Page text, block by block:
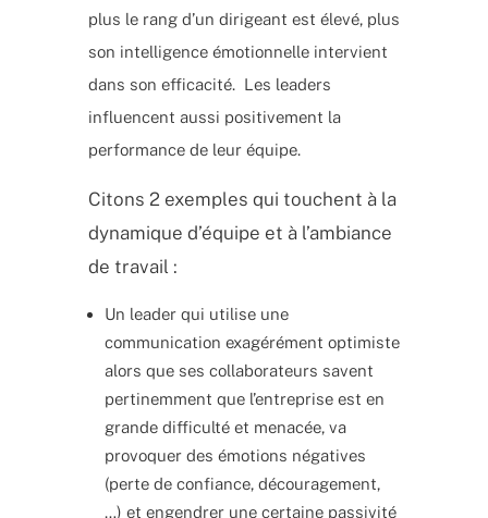
plus le rang d’un dirigeant est élevé, plus
son intelligence émotionnelle intervient
dans son efficacité. Les leaders
influencent aussi positivement la
performance de leur équipe.
Citons 2 exemples qui touchent à la
dynamique d’équipe et à l’ambiance
de travail :
Un leader qui utilise une
communication exagérément optimiste
alors que ses collaborateurs savent
pertinemment que l’entreprise est en
grande difficulté et menacée, va
provoquer des émotions négatives
(perte de confiance, découragement,
…) et engendrer une certaine passivité